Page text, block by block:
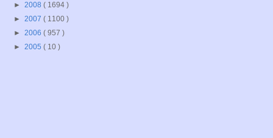
► 2008 ( 1694 )
► 2007 ( 1100 )
► 2006 ( 957 )
► 2005 ( 10 )